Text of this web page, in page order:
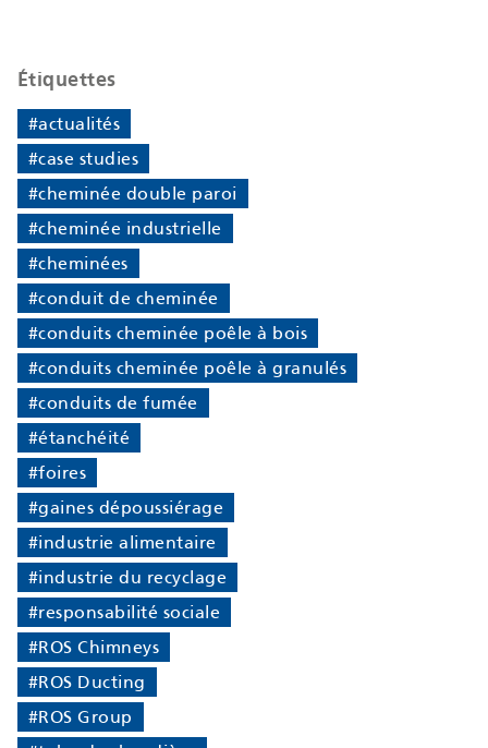
Étiquettes
#actualités
#case studies
#cheminée double paroi
#cheminée industrielle
#cheminées
#conduit de cheminée
#conduits cheminée poêle à bois
#conduits cheminée poêle à granulés
#conduits de fumée
#étanchéité
#foires
#gaines dépoussiérage
#industrie alimentaire
#industrie du recyclage
#responsabilité sociale
#ROS Chimneys
#ROS Ducting
#ROS Group